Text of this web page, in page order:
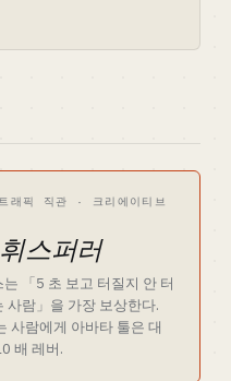
트래픽 직관 · 크리에이티브
스퍼러
「5 초 보고 터질지 안 터
사람」을 가장 보상한다.
사람에게 아바타 툴은 대
배 레버.